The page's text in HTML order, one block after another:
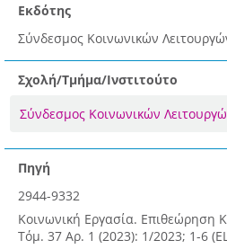
Εκδότης
Σύνδεσμος Κοινωνικών
Σχολή/Τμήμα/Ινστιτούτο
Σύνδεσμος Κοινωνικών
Πηγή
2944-9332
Κοινωνική Εργασία. Επιθεώρηση
Τόμ. 37 Αρ. 1 (2023): 1/2023; 1-6